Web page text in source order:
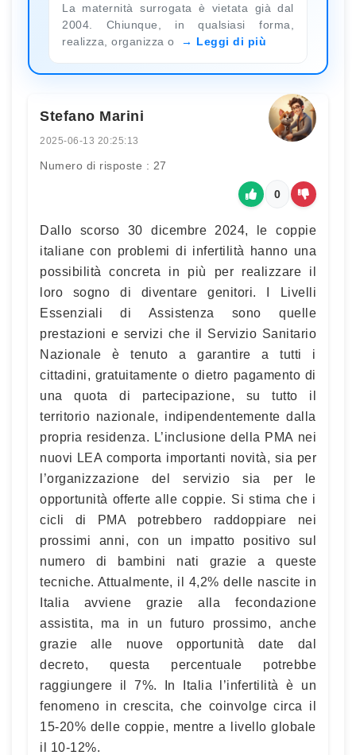
La maternità surrogata è vietata già dal
2004. Chiunque, in qualsiasi forma,
realizza, organizza o
Leggi di più
Stefano Marini
2025-06-13 20:25:13
Numero di risposte : 27
0
Dallo scorso 30 dicembre 2024, le coppie
italiane con problemi di infertilità hanno una
possibilità concreta in più per realizzare il
loro sogno di diventare genitori. I Livelli
Essenziali di Assistenza sono quelle
prestazioni e servizi che il Servizio Sanitario
Nazionale è tenuto a garantire a tutti i
cittadini, gratuitamente o dietro pagamento di
una quota di partecipazione, su tutto il
territorio nazionale, indipendentemente dalla
propria residenza. L’inclusione della PMA nei
nuovi LEA comporta importanti novità, sia per
l’organizzazione del servizio sia per le
opportunità offerte alle coppie. Si stima che i
cicli di PMA potrebbero raddoppiare nei
prossimi anni, con un impatto positivo sul
numero di bambini nati grazie a queste
tecniche. Attualmente, il 4,2% delle nascite in
Italia avviene grazie alla fecondazione
assistita, ma in un futuro prossimo, anche
grazie alle nuove opportunità date dal
decreto, questa percentuale potrebbe
raggiungere il 7%. In Italia l’infertilità è un
fenomeno in crescita, che coinvolge circa il
15-20% delle coppie, mentre a livello globale
il 10-12%.